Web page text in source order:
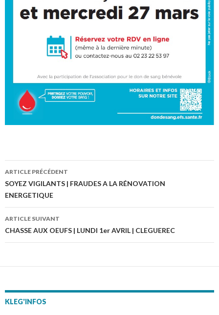
Navigation
des
articles
ARTICLE PRÉCÉDENT
SOYEZ VIGILANTS | FRAUDES A LA RÉNOVATION
ENERGETIQUE
ARTICLE SUIVANT
CHASSE AUX OEUFS | LUNDI 1er AVRIL | CLEGUEREC
KLEG'INFOS